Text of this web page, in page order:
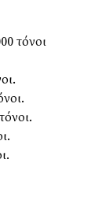
τόνοι